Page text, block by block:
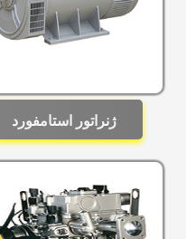
ژنراتور استامفورد